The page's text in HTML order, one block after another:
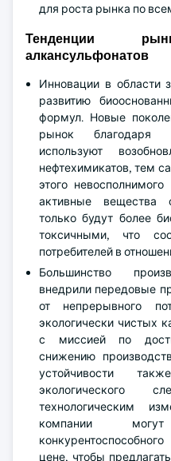
для роста рынка по
Тенденции
алкансульфонатов
Инновации в области
развитию
формул. Новые
рынок благодаря
используют
нефтехимикатов, тем
этого
активные вещества
только будут более
токсичными, что
потребителей в
Большинство
внедрили передовые
от непрерывного
экологически чистых
с миссией по
снижению
устойчивости
экологического
технологическим
компании
цене, чтобы